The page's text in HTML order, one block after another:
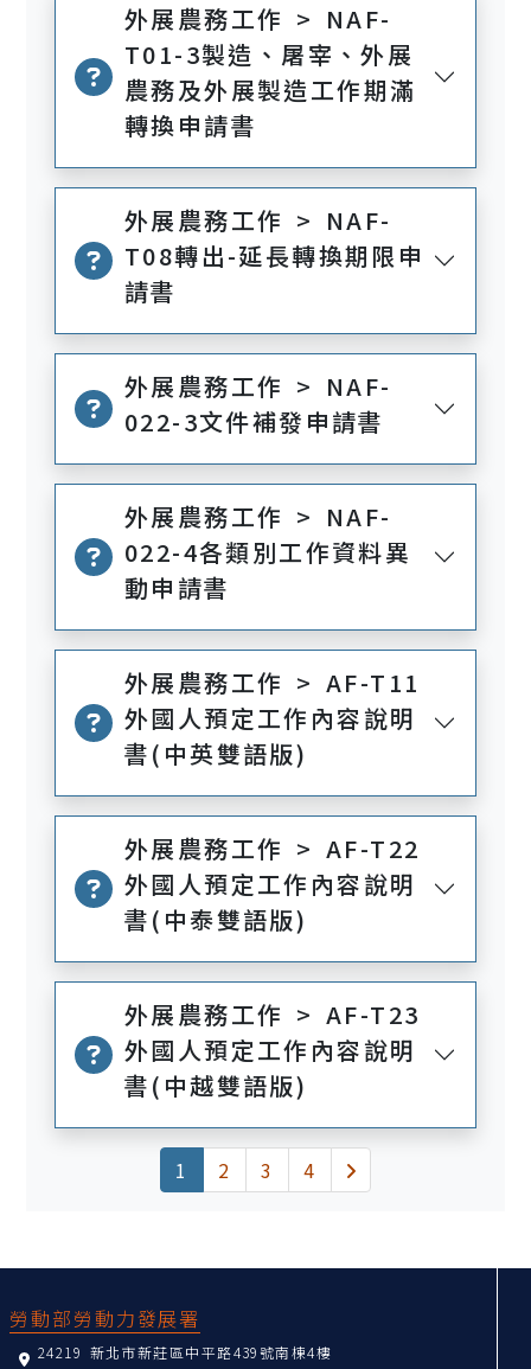
外展農務工作 > NAF-
T01-3製造、屠宰、外展
農務及外展製造工作期滿
轉換申請書
外展農務工作 > NAF-
T08轉出-延長轉換期限申
請書
外展農務工作 > NAF-
022-3文件補發申請書
外展農務工作 > NAF-
022-4各類別工作資料異
動申請書
外展農務工作 > AF-T11
外國人預定工作內容說明
書(中英雙語版)
外展農務工作 > AF-T22
外國人預定工作內容說明
書(中泰雙語版)
外展農務工作 > AF-T23
外國人預定工作內容說明
書(中越雙語版)
1 (current)
2 3 4 下一頁
勞動部勞動力發展署
24219 新北市新莊區中平路439號南棟4樓